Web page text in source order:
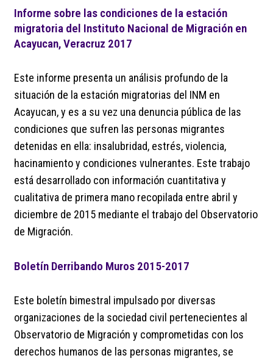
Informe sobre las condiciones de la estación
migratoria del Instituto Nacional de Migración en
Acayucan, Veracruz 2017
Este informe presenta un análisis profundo de la
situación de la estación migratorias del INM en
Acayucan, y es a su vez una denuncia pública de las
condiciones que sufren las personas migrantes
detenidas en ella: insalubridad, estrés, violencia,
hacinamiento y condiciones vulnerantes. Este trabajo
está desarrollado con información cuantitativa y
cualitativa de primera mano recopilada entre abril y
diciembre de 2015 mediante el trabajo del Observatorio
de Migración.
Boletín Derribando Muros 2015-2017
Este boletín bimestral impulsado por diversas
organizaciones de la sociedad civil pertenecientes al
Observatorio de Migración y comprometidas con los
derechos humanos de las personas migrantes, se